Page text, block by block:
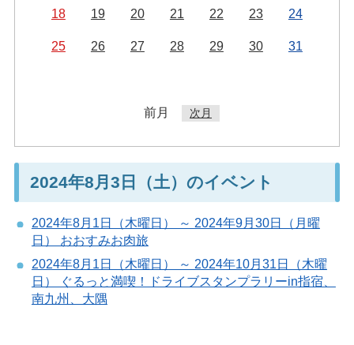
18 19 20 21 22 23 24
25 26 27 28 29 30 31
前月 次月
2024年8月3日（土）のイベント
2024年8月1日（木曜日） ～ 2024年9月30日（月曜
日） おおすみお肉旅
2024年8月1日（木曜日） ～ 2024年10月31日（木曜
日） ぐるっと満喫！ドライブスタンプラリーin指宿、
南九州、大隅